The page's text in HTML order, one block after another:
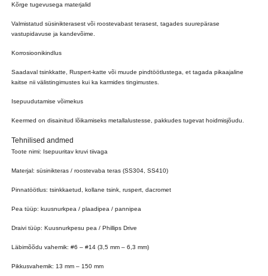
Kõrge tugevusega materjalid
Valmistatud süsinikterasest või roostevabast terasest, tagades suurepärase
vastupidavuse ja kandevõime.
Korrosioonikindlus
Saadaval tsinkkatte, Ruspert-katte või muude pindtöötlustega, et tagada pikaajaline
kaitse nii välistingimustes kui ka karmides tingimustes.
Isepuudutamise võimekus
Keermed on disainitud lõikamiseks metallalustesse, pakkudes tugevat hoidmisjõudu.
Tehnilised andmed
Toote nimi: Isepuuritav kruvi tiivaga
Materjal: süsinikteras / roostevaba teras (SS304, SS410)
Pinnatöötlus: tsinkkaetud, kollane tsink, ruspert, dacromet
Pea tüüp: kuusnurkpea / plaadipea / pannipea
Draivi tüüp: Kuusnurkpesu pea / Phillips Drive
Läbimõõdu vahemik: #6 – #14 (3,5 mm – 6,3 mm)
Pikkusvahemik: 13 mm – 150 mm